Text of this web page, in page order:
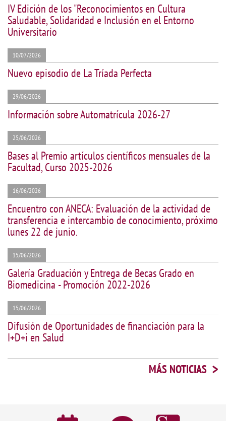
IV Edición de los "Reconocimientos en Cultura
Saludable, Solidaridad e Inclusión en el Entorno
Universitario
10/07/2026
Nuevo episodio de La Tríada Perfecta
29/06/2026
Información sobre Automatrícula 2026-27
25/06/2026
Bases al Premio artículos científicos mensuales de la
Facultad, Curso 2025-2026
16/06/2026
Encuentro con ANECA: Evaluación de la actividad de
transferencia e intercambio de conocimiento, próximo
lunes 22 de junio.
15/06/2026
Galería Graduación y Entrega de Becas Grado en
Biomedicina - Promoción 2022-2026
15/06/2026
Difusión de Oportunidades de financiación para la
I+D+i en Salud
MÁS NOTICIAS >